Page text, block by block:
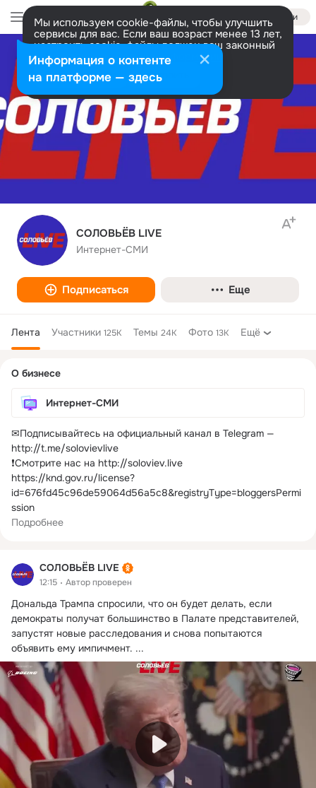
Войти
Мы используем cookie-файлы, чтобы улучшить
сервисы для вас. Если ваш возраст менее 13 лет,
настроить cookie-файлы должен ваш законный
представитель. Больше информации
Разрешить все Настроить
СОЛОВЬЁВ LIVE
Интернет-СМИ
Подписаться Еще
Лента Участники 125K Темы 24K Фото 13K Ещё
СОЛОВЬЁВ LIVE
12:15 Автор проверен
Дональда Трампа спросили, что он будет делать, если
демократы получат большинство в Палате представителей,
запустят новые расследования и снова попытаются
объявить ему импичмент. ...
колонка
О бизнесе
Интернет-СМИ
✉Подписывайтесь на официальный канал в Telegram —
http://t.me/solovievlive
❗Смотрите нас на http://soloviev.live
https://knd.gov.ru/license?
id=676fd45c96de59064d56a5c8&registryType=bloggersPermi
ssion
Подробнее
Информация о контенте
на платформе — здесь